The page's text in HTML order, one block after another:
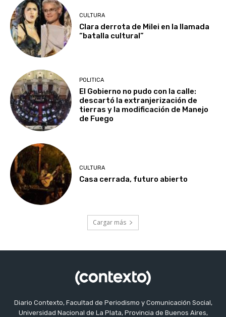
CULTURA
Clara derrota de Milei en la llamada
“batalla cultural”
POLITICA
El Gobierno no pudo con la calle:
descartó la extranjerización de
tierras y la modificación de Manejo
de Fuego
CULTURA
Casa cerrada, futuro abierto
Cargar más
Diario Contexto, Facultad de Periodismo y Comunicación Social,
Universidad Nacional de La Plata, Provincia de Buenos Aires,